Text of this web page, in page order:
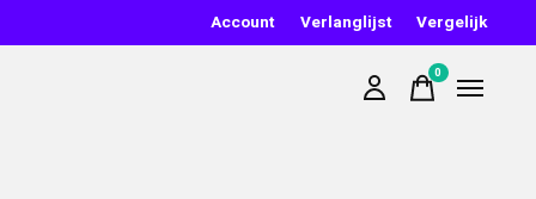
Account Verlanglijst Vergelijk
0items